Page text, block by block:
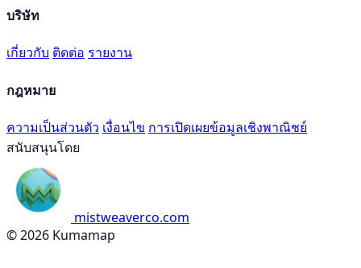
บริษัท
เกี่ยวกับ ติดต่อ รายงาน
กฎหมาย
ความเป็นส่วนตัว เงื่อนไข การเปิดเผยข้อมูลเชิงพาณิชย์
สนับสนุนโดย
mistweaverco.com
© 2026 Kumamap